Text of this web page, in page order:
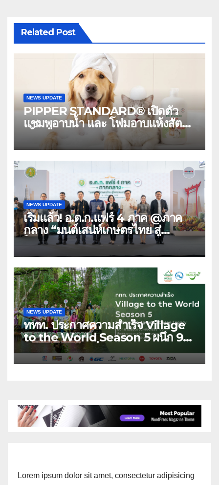
Related Post
NEWS UPDATE
PIPPER STANDARD® เปิดตัว
แชมพูอาบน้ำ และ โฟมอาบแห้งสัตว์
เลี้ยง ชูนวัตกรรมพลังธรรมชาติ
“Zero-Residue” เลียขนได้
ปลอดภัย ไร้สารตกค้าง
NEWS UPDATE
เริ่มแล้ว! อ.ต.ก.แฟร์ 4 ภาค @ภาค
กลาง “มนต์เสน่ห์เกษตรไทย สู่
ใจกลางมหานคร” ชวนชิม ช้อป สินค้า
เกษตรคุณภาพจากทั่วไทย วันนี้ – 8
สิงหาคมนี้ ณ ลานคนเมือง
NEWS UPDATE
ททท. ประกาศความสำเร็จ Village
to the World Season 5 ผนึก 9
พันธมิตร ขับเคลื่อน ESG Tourism
สืบสานพระราชปณิธาน สร้างคุณค่า
Lorem ipsum dolor sit amet, consectetur adipisicing